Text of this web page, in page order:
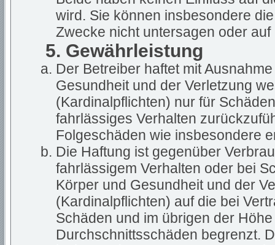
wird. Sie können insbesondere
Zwecke nicht untersagen oder
5. Gewährleistung
Der Betreiber haftet mit
Gesundheit und der Verletzung
(Kardinalpflichten) nur für
fahrlässiges Verhalten
Folgeschäden wie insbesondere
Die Haftung ist gegenüber
fahrlässigem Verhalten oder bei
Körper und Gesundheit und der
(Kardinalpflichten) auf die bei
Schäden und im übrigen der
Durchschnittsschäden begrenzt.